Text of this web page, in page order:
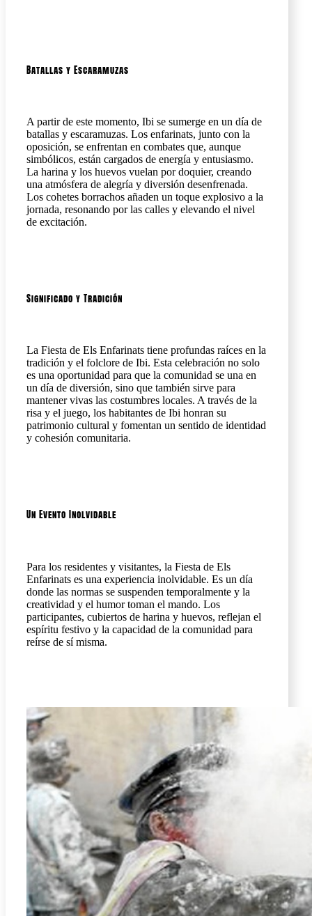
Batallas y Escaramuzas
A partir de este momento, Ibi se sumerge en un día de
batallas y escaramuzas. Los enfarinats, junto con la
oposición, se enfrentan en combates que, aunque
simbólicos, están cargados de energía y entusiasmo.
La harina y los huevos vuelan por doquier, creando
una atmósfera de alegría y diversión desenfrenada.
Los cohetes borrachos añaden un toque explosivo a la
jornada, resonando por las calles y elevando el nivel
de excitación.
Significado y Tradición
La Fiesta de Els Enfarinats tiene profundas raíces en la
tradición y el folclore de Ibi. Esta celebración no solo
es una oportunidad para que la comunidad se una en
un día de diversión, sino que también sirve para
mantener vivas las costumbres locales. A través de la
risa y el juego, los habitantes de Ibi honran su
patrimonio cultural y fomentan un sentido de identidad
y cohesión comunitaria.
Un Evento Inolvidable
Para los residentes y visitantes, la Fiesta de Els
Enfarinats es una experiencia inolvidable. Es un día
donde las normas se suspenden temporalmente y la
creatividad y el humor toman el mando. Los
participantes, cubiertos de harina y huevos, reflejan el
espíritu festivo y la capacidad de la comunidad para
reírse de sí misma.